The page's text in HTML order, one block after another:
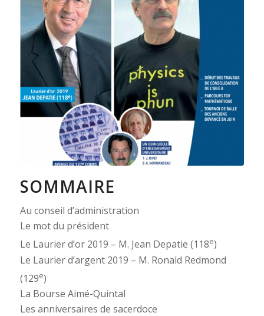
SOMMAIRE
Au conseil d’administration
Le mot du président
Le Laurier d’or 2019 – M. Jean Depatie (118e)
Le Laurier d’argent 2019 – M. Ronald Redmond
(129e)
La Bourse Aimé-Quintal
Les anniversaires de sacerdoce